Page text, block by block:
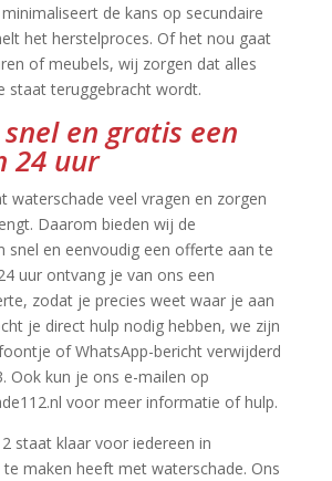
de kans op secundaire
het herstelproces.​ Of het nou gaat
of meubels, wij zorgen dat alles
staat teruggebracht wordt.​
en gratis een
24 uur
waterschade veel vragen en zorgen
Daarom bieden wij de
snel en eenvoudig een offerte aan te
uur ontvang je van ons een
zodat je precies weet waar je aan
je direct hulp nodig hebben, we zijn
of WhatsApp-bericht verwijderd
Ook kun je ons e-mailen op
voor meer informatie of hulp.​
staat klaar voor iedereen in
maken heeft met waterschade.​ Ons